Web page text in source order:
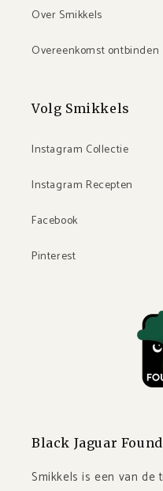
Over Smikkels
Overeenkomst ontbinden
Volg Smikkels
Instagram Collectie
Instagram Recepten
Facebook
Pinterest
Black Jaguar
Smikkels is een van de